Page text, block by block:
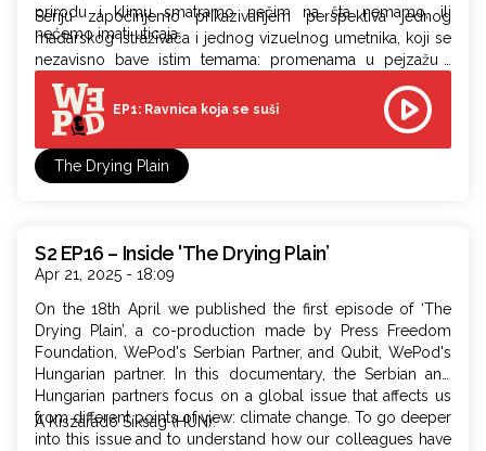
prirodu i klimu smatramo nečim na šta nemamo, ili
nećemo imati uticaja.
Seriju započinjemo prikazivanjem perspektiva jednog
mađarskog istraživača i jednog vizuelnog umetnika, koji se
nezavisno bave istim temama: promenama u pejzažu i
promenjenoj percepciji. Obojica istražuju istu stvar, samo iz
različitih uglova, ljudski uticaj na okolinu u njegovoj
zapanjujućoj meri, kao i moguće načine suočavanja sa tim.
Njihova zajednička tačka je istraživanje, ali jedan koristi
naučne metode, dok drugi primenjuje umetničku praksu
EP1: Ravnica koja se suši
The Drying Plain
S2 EP16 – Inside 'The Drying Plain’
Apr 21, 2025 - 18:09
On the 18th April we published the first episode of ‘The
Drying Plain’, a co-production made by Press Freedom
Foundation, WePod's Serbian Partner, and Qubit, WePod's
Hungarian partner. In this documentary, the Serbian and
Hungarian partners focus on a global issue that affects us
from different points of view: climate change. To go deeper
into this issue and to understand how our colleagues have
A Kiszáradó Síkság (HUN):